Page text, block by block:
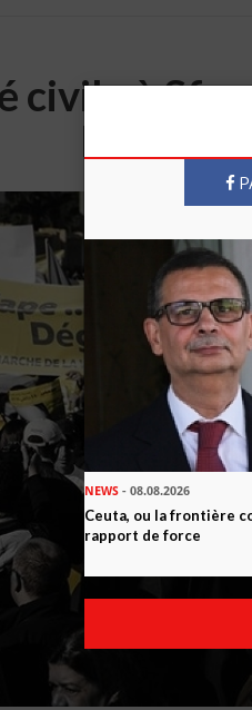
civile à
la
NEWS - 08.08.2026
Ceuta, ou la frontière
rapport de force